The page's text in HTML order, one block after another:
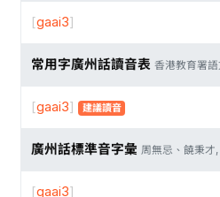
[gaai3]
常用字廣州話讀音表 香港教育署
[gaai3] 建議讀音
廣州話標準音字彙 周無忌、饒秉才
[gaai3]